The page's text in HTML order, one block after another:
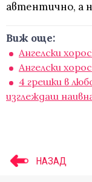
автентично, а
Виж още:
Ангелски
Ангелски
4 грешки в
изглеждаш
НАЗАД